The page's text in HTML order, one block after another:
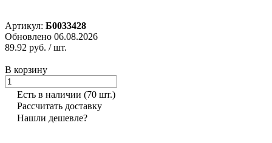
Артикул: Б0033428
Обновлено 06.08.2026
89.92 руб. / шт.
В корзину
Есть в наличии (70 шт.)
Рассчитать доставку
Нашли дешевле?